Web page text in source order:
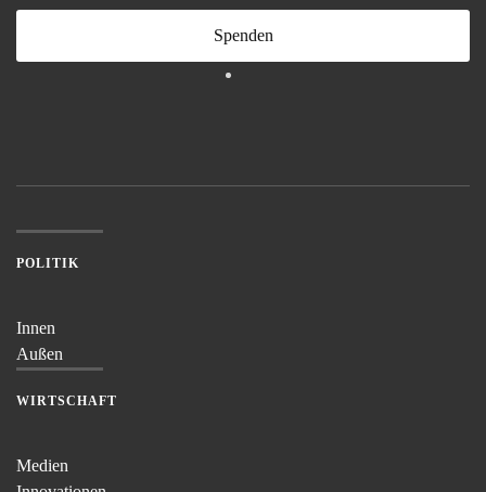
Spenden
POLITIK
Innen
Außen
WIRTSCHAFT
Medien